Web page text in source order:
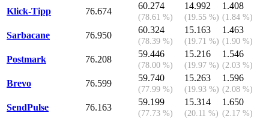
Klick-Tipp 76.674
60.274
(78.61 %)
14.992
(19.55 %)
1.408
(1.84 %)
Sarbacane 76.950
60.324
(78.39 %)
15.163
(19.71 %)
1.463
(1.90 %)
Postmark 76.208
59.446
(78.00 %)
15.216
(19.97 %)
1.546
(2.03 %)
Brevo 76.599
59.740
(77.99 %)
15.263
(19.93 %)
1.596
(2.08 %)
SendPulse 76.163
59.199
(77.73 %)
15.314
(20.11 %)
1.650
(2.17 %)